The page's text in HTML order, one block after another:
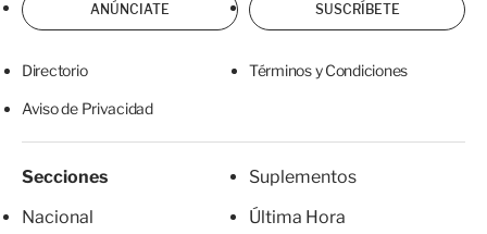
ANÚNCIATE SUSCRÍBETE
Directorio Términos y Condiciones
Aviso de Privacidad
Secciones
Nacional
Suplementos
Última Hora